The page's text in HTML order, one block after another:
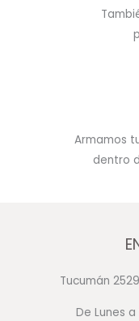
Armamos
dentro
Tucumán
De Lunes